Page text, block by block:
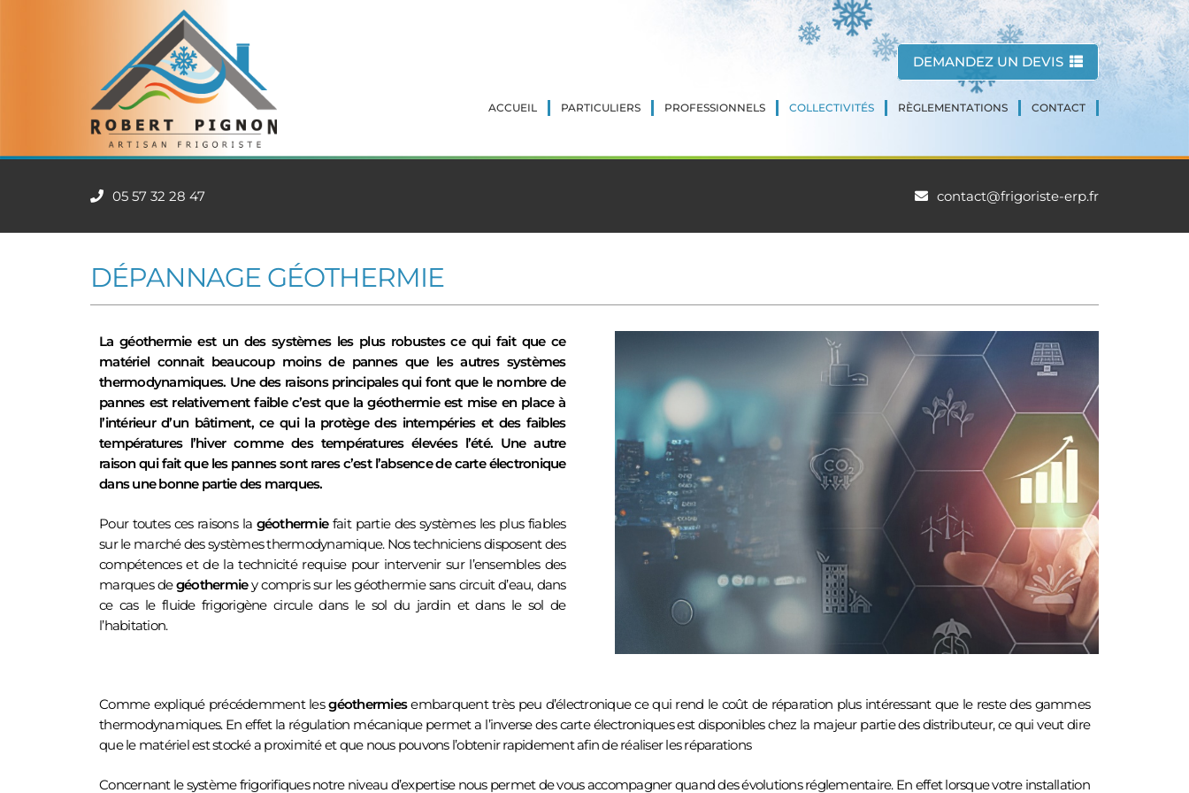
DEMANDEZ UN DEVIS
ACCUEIL PARTICULIERS PROFESSIONNELS COLLECTIVITÉS RÈGLEMENTATIONS CONTACT
05 57 32 28 47 contact@frigoriste-erp.fr
DÉPANNAGE GÉOTHERMIE
La géothermie est un des systèmes les plus robustes ce qui fait que ce
matériel connait beaucoup moins de pannes que les autres systèmes
thermodynamiques. Une des raisons principales qui font que le nombre de
pannes est relativement faible c’est que la géothermie est mise en place à
l’intérieur d’un bâtiment, ce qui la protège des intempéries et des faibles
températures l’hiver comme des températures élevées l’été. Une autre
raison qui fait que les pannes sont rares c’est l’absence de carte électronique
dans une bonne partie des marques.
Pour toutes ces raisons la géothermiefait partie des systèmes les plus fiables
sur le marché des systèmes thermodynamique. Nos techniciens disposent des
compétences et de la technicité requise pour intervenir sur l’ensembles des
marques degéothermiey compris sur les géothermie sans circuit d’eau, dans
ce cas le fluide frigorigène circule dans le sol du jardin et dans le sol de
l’habitation.
Comme expliqué précédemment lesgéothermiesembarquent très peu d’électronique ce qui rend le coût de réparation plus intéressant que le reste des gammes
thermodynamiques. En effet la régulation mécanique permet a l’inverse des carte électroniques est disponibles chez la majeur partie des distributeur, ce qui veut dire
que le matériel est stocké a proximité et que nous pouvons l’obtenir rapidement afin de réaliser les réparations
Concernant le système frigorifiques notre niveau d’expertise nous permet de vous accompagner quand des évolutions réglementaire. En effet lorsque votre installation
CONTACTEZ-NOUS PAR TÉLÉPHONE !
NOUS SOMMES ÉGALEMENT JOIGNABLES VIA LE FORMULAIRE DE CONTACT DISPONIBLE SUR CE SITE.